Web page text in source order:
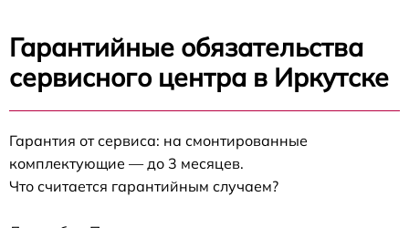
Гарантийные обязательства
сервисного центра в Иркутске
Гарантия от сервиса: на смонтированные
комплектующие — до 3 месяцев.
Что считается гарантийным случаем?